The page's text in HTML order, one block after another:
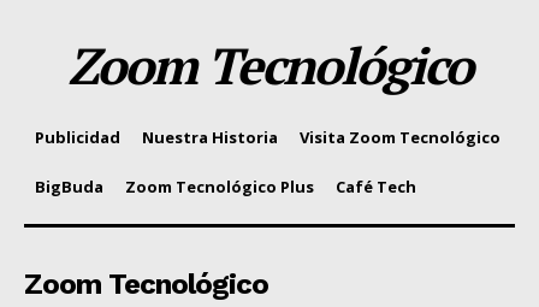
Zoom Tecnológico
Publicidad Nuestra Historia Visita Zoom Tecnológico
BigBuda Zoom Tecnológico Plus Café Tech
Zoom Tecnológico